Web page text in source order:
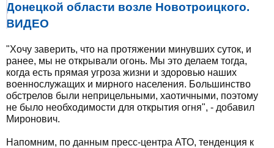
Донецкой области возле Новотроицкого.
ВИДЕО
"Хочу заверить, что на протяжении минувших суток, и
ранее, мы не открывали огонь. Мы это делаем тогда,
когда есть прямая угроза жизни и здоровью наших
военнослужащих и мирного населения. Большинство
обстрелов были неприцельными, хаотичными, поэтому
не было необходимости для открытия огня", - добавил
Миронович.
Напомним, по данным пресс-центра АТО, тенденция к